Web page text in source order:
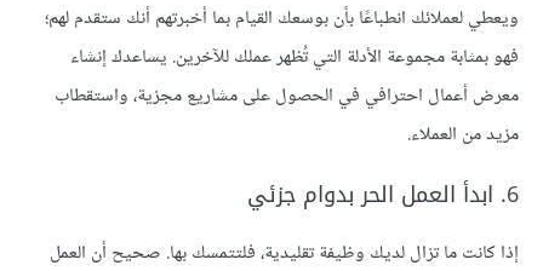
ويعطي لعملائك انطباعًا بأن بوسعك القيام بما أخبرتهم أنك ستقدم لهم؛
فهو بمثابة مجموعة الأدلة التي تُظهر عملك للآخرين. يساعدك إنشاء
معرض أعمال احترافي في الحصول على مشاريع مجزية، واستقطاب
مزيد من العملاء.
6. ابدأ العمل الحر بدوام جزئي
إذا كانت ما تزال لديك وظيفة تقليدية، فلتتمسك بها. صحيح أن العمل